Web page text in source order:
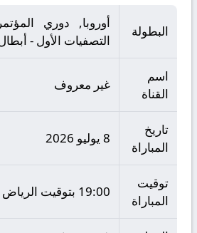
البطولة
أوروبا, دوري
التصفيات الأول -
اسم
القناة
غير معروف
تاريخ
المباراة
8 يوليو 2026
توقيت
المباراة
19:00 بتوقيت الرياض